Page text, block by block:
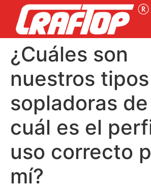
¿Cuáles son
nuestros
sopladoras
cuál es el
uso correcto
mí?